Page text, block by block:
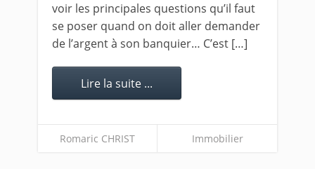
voir les principales questions qu’il faut
se poser quand on doit aller demander
de l’argent à son banquier… C’est […]
Lire la suite ...
Romaric CHRIST Immobilier